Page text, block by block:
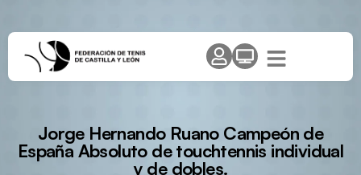
Jorge Hernando Ruano Campeón de
España Absoluto de touchtennis individual
y de dobles.